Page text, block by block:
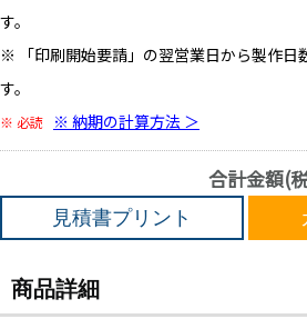
す。
※ 「印刷開始要請」の翌営業日から製作日
す。
※ 必読 ※ 納期の計算方法 ＞
合計金額(
見積書プリント
商品詳細